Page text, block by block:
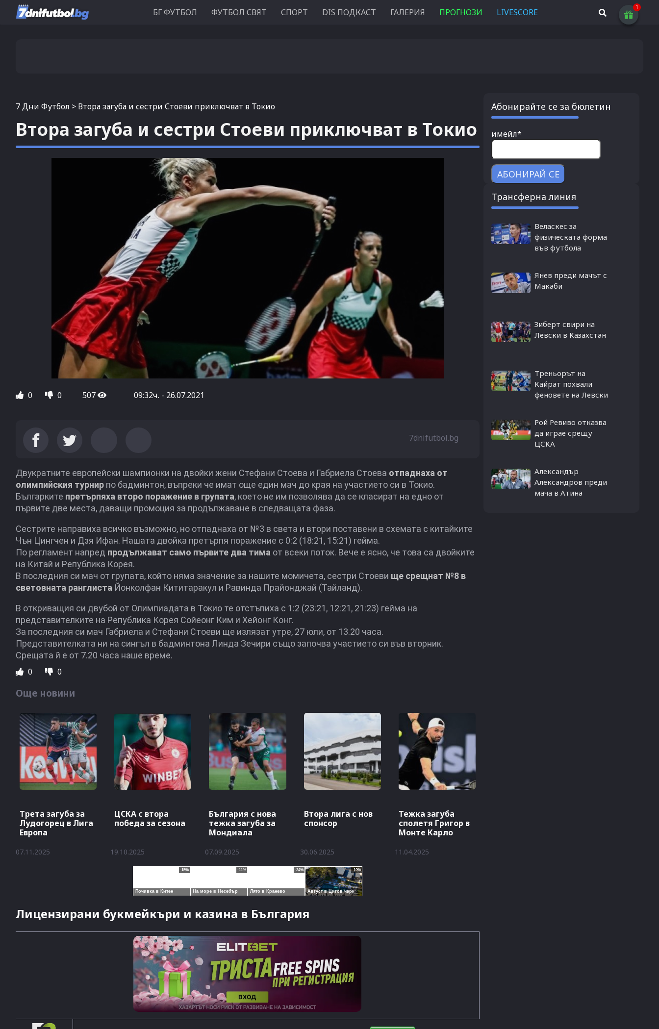
БГ ФУТБОЛ ФУТБОЛ СВЯТ СПОРТ DIS ПОДКАСТ ГАЛЕРИЯ ПРОГНОЗИ LIVESCORE
7 Дни Футбол > Втора загуба и сестри Стоеви приключват в Токио
Втора загуба и сестри Стоеви приключват в Токио
0 0 507 09:32ч. - 26.07.2021
7dnifutbol.bg
Двукратните европейски шампионки на двойки жени Стефани Стоева и Габриела Стоева отпаднаха от
олимпийския турнир по бадминтон, въпреки че имат още един мач до края на участието си в Токио.
Българките претърпяха второ поражение в групата, което не им позволява да се класират на едно от
първите две места, даващи промоция за продължаване в следващата фаза.
Сестрите направиха всичко възможно, но отпаднаха от №3 в света и втори поставени в схемата с китайките
Чън Цингчен и Дзя Ифан. Нашата двойка претърпя поражение с 0:2 (18:21, 15:21) гейма.
По регламент напред продължават само първите два тима от всеки поток. Вече е ясно, че това са двойките
на Китай и Република Корея.
В последния си мач от групата, който няма значение за нашите момичета, сестри Стоеви ще срещнат №8 в
световната ранглиста Йонколфан Кититаракул и Равинда Прайонджай (Тайланд).
В откриващия си двубой от Олимпиадата в Токио те отстъпиха с 1:2 (23:21, 12:21, 21:23) гейма на
представителките на Република Корея Сойеонг Ким и Хейонг Конг.
За последния си мач Габриела и Стефани Стоеви ще излязат утре, 27 юли, от 13.20 часа.
Представителката ни на сингъл в бадминтона Линда Зечири също започва участието си във вторник.
Срещата й е от 7.20 часа наше време.
0 0
Още новини
Трета загуба за
Лудогорец в Лига
Европа
07.11.2025
ЦСКА с втора
победа за сезона
19.10.2025
България с нова
тежка загуба за
Мондиала
07.09.2025
Втора лига с нов
спонсор
30.06.2025
Тежка загуба
сполетя Григор в
Монте Карло
11.04.2025
Лицензирани букмейкъри и казина в България
Абонирайте се за бюлетин
имейл*
Трансферна линия
Веласкес за
физическата форма
във футбола
Янев преди мачът с
Макаби
Зиберт свири на
Левски в Казахстан
Треньорът на
Кайрат похвали
феновете на Левски
Рой Ревиво отказва
да играе срещу
ЦСКА
Александър
Александров преди
мача в Атина